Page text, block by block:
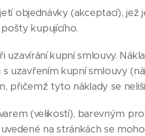
objednávky (akceptací), jež
kupujícího.
kupní smlouvy.
uzavřením kupní smlouvy
přičemž tyto náklady se
(velikostí), barevným
na stránkách se